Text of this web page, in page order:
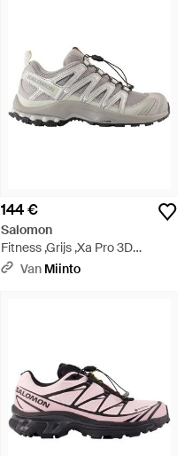
144 €
Salomon
Fitness ,Grijs ,Xa Pro 3D
Sneakers - Grijs
Van Miinto